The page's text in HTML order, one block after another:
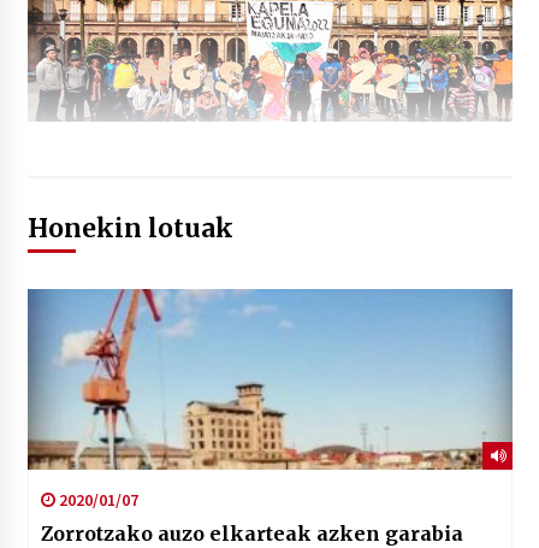
Honekin lotuak
2020/01/07
Zorrotzako auzo elkarteak azken garabia